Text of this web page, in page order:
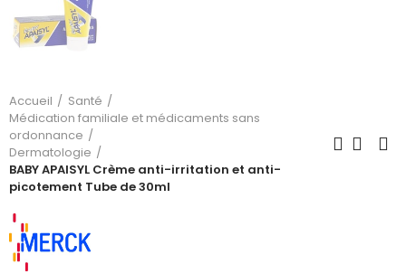
Accueil
Santé
Médication familiale et médicaments sans
ordonnance
Dermatologie
BABY APAISYL Crème anti-irritation et anti-
picotement Tube de 30ml